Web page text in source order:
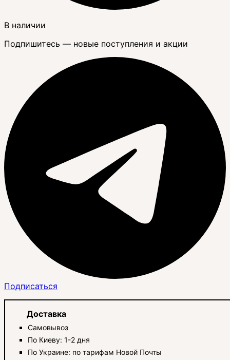
В наличии
Подпишитесь — новые поступления и акции
Подписаться
Доставка
Самовывоз
По Киеву: 1-2 дня
По Украине: по тарифам Новой Почты